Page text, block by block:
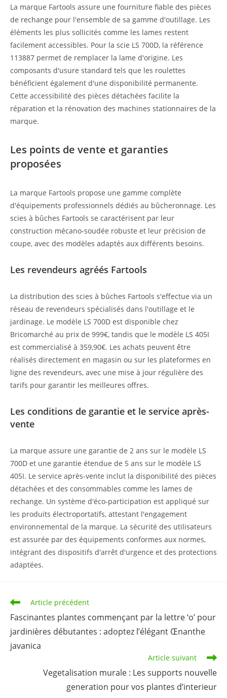
La marque Fartools assure une fourniture fiable des pièces
de rechange pour l'ensemble de sa gamme d'outillage. Les
éléments les plus sollicités comme les lames restent
facilement accessibles. Pour la scie LS 700D, la référence
113887 permet de remplacer la lame d'origine. Les
composants d'usure standard tels que les roulettes
bénéficient également d'une disponibilité permanente.
Cette accessibilité des pièces détachées facilite la
réparation et la rénovation des machines stationnaires de la
marque.
Les points de vente et garanties
proposées
La marque Fartools propose une gamme complète
d'équipements professionnels dédiés au bûcheronnage. Les
scies à bûches Fartools se caractérisent par leur
construction mécano-soudée robuste et leur précision de
coupe, avec des modèles adaptés aux différents besoins.
Les revendeurs agréés Fartools
La distribution des scies à bûches Fartools s'effectue via un
réseau de revendeurs spécialisés dans l'outillage et le
jardinage. Le modèle LS 700D est disponible chez
Bricomarché au prix de 999€, tandis que le modèle LS 405I
est commercialisé à 359,90€. Les achats peuvent être
réalisés directement en magasin ou sur les plateformes en
ligne des revendeurs, avec une mise à jour régulière des
tarifs pour garantir les meilleures offres.
Les conditions de garantie et le service après-
vente
La marque assure une garantie de 2 ans sur le modèle LS
700D et une garantie étendue de 5 ans sur le modèle LS
405I. Le service après-vente inclut la disponibilité des pièces
détachées et des consommables comme les lames de
rechange. Un système d'éco-participation est appliqué sur
les produits électroportatifs, attestant l'engagement
environnemental de la marque. La sécurité des utilisateurs
est assurée par des équipements conformes aux normes,
intégrant des dispositifs d'arrêt d'urgence et des protections
adaptées.
Read
articles
Article précédent
Fascinantes plantes commençant par la lettre ‘o’ pour
jardinières débutantes : adoptez l’élégant Œnanthe
javanica
Article suivant
Vegetalisation murale : Les supports nouvelle
generation pour vos plantes d’interieur